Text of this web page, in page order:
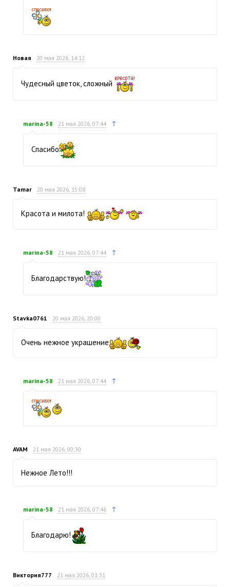
Новая 20 мая 2026, 14:12
Чудесный цветок, сложный
marina-58 21 мая 2026, 07:44 ↑
Спасибо
Tamar 20 мая 2026, 15:08
Красота и милота!
marina-58 21 мая 2026, 07:44 ↑
Благодарствую!
Stavka0761 20 мая 2026, 20:00
Очень нежное украшение
marina-58 21 мая 2026, 07:44 ↑
AVAM 21 мая 2026, 00:30
Нежное Лето!!!
marina-58 21 мая 2026, 07:46 ↑
Благодарю!
Виктория777 21 мая 2026, 01:31